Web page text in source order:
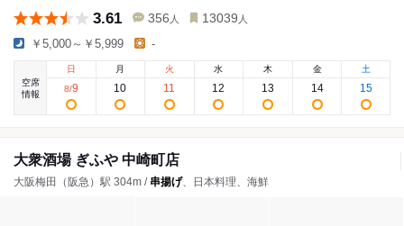
3.61 356 人 13039 人
￥5,000～￥5,999 -
空席
情報
日
8/9
月
10
火
11
水
12
木
13
金
14
土
15
大衆酒場 ぎふや 中崎町店
大阪梅田（阪急）駅 304m / 串揚げ、日本料理、海鮮